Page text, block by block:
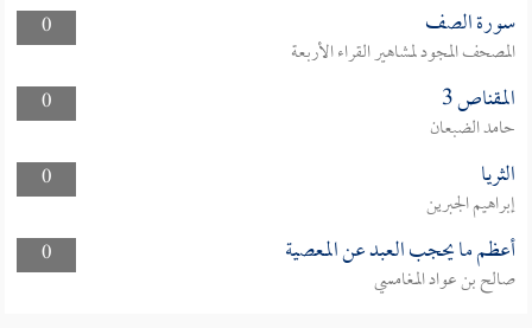
0
سورة الصف
المصحف المجود لمشاهير القراء الأربعة
0
المقناص 3
حامد الضبعان
0
الثريا
إبراهيم الجبرين
0
أعظم ما يحجب العبد عن المعصية
صالح بن عواد المغامسي